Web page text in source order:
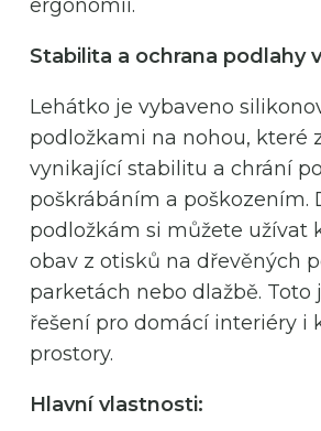
ergonomii.
Stabilita a ochrana podlahy
Lehátko je vybaveno
podložkami na nohou, které
vynikající stabilitu a chrání
poškrábáním a poškozením.
podložkám si můžete užívat
obav z otisků na dřevěných
parketách nebo dlažbě. Toto
řešení pro domácí interiéry i
prostory.
Hlavní vlastnosti: